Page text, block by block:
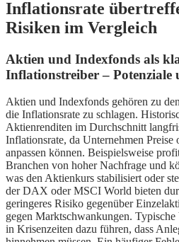
Inflationsrate
Risiken im Vergleich
Aktien und Indexfonds als
Inflationstreiber – Potenziale
Aktien und Indexfonds gehören zu
die Inflationsrate zu schlagen.
Aktienrenditen im Durchschnitt
Inflationsrate, da Unternehmen Preise
anpassen können. Beispielsweise
Branchen von hoher Nachfrage und
was den Aktienkurs stabilisiert oder
der DAX oder MSCI World bieten
geringeres Risiko gegenüber
gegen Marktschwankungen.
in Krisenzeiten dazu führen, dass